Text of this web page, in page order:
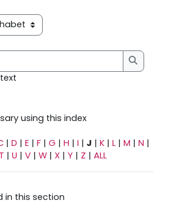
using this index
Search
using this index
|D |E |F |G |H |I |J |K |L |M |N |
T |U |V |W | X |Y | Z |ALL
in this section